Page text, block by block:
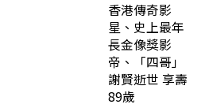
香港傳奇影
星、史上最年
長金像獎影
帝、「四哥」
謝賢逝世 享壽
89歲